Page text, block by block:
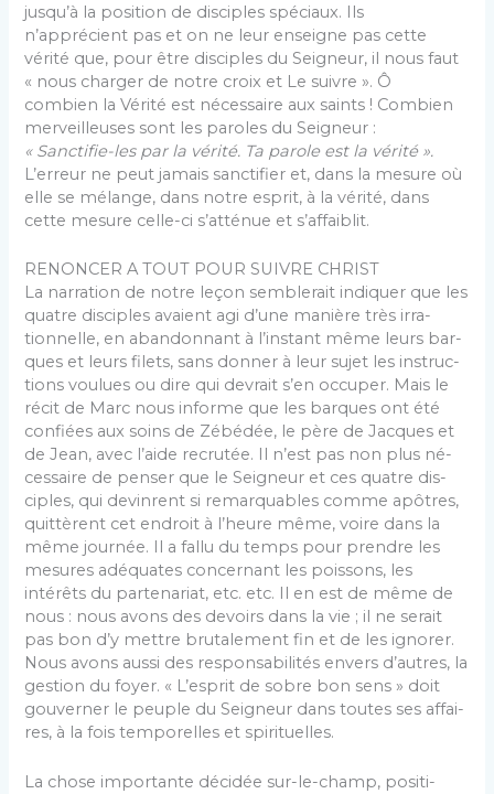
jusqu’à la position de disciples spé­ciaux. Ils
n’apprécient pas et on ne leur enseigne pas cette
vérité que, pour être disciples du Seigneur, il nous faut
« nous charger de notre croix et Le suivre ». Ô
combien la Vérité est nécessaire aux saints ! Com­bien
merveilleuses sont les paroles du Seigneur :
« Sanctifie-les par la vérité. Ta parole est la vérité ».
L’erreur ne peut jamais sanctifier et, dans la mesure où
elle se mélange, dans notre esprit, à la vérité, dans
cette mesure celle-ci s’atténue et s’affaiblit.
RENONCER A TOUT POUR SUIVRE CHRIST
La narration de notre leçon semblerait indiquer que les
quatre disciples avaient agi d’une manière très irra­
tionnelle, en abandonnant à l’instant même leurs bar­
ques et leurs filets, sans donner à leur sujet les instruc­
tions voulues ou dire qui devrait s’en occuper. Mais le
récit de Marc nous informe que les barques ont été
confiées aux soins de Zébédée, le père de Jacques et
de Jean, avec l’aide recrutée. Il n’est pas non plus né­
cessaire de penser que le Seigneur et ces quatre dis­
ciples, qui devinrent si remarquables comme apôtres,
quittèrent cet endroit à l’heure même, voire dans la
même journée. Il a fallu du temps pour prendre les
me­sures adéquates concernant les poissons, les
intérêts du partenariat, etc. etc. Il en est de même de
nous : nous avons des devoirs dans la vie ; il ne serait
pas bon d’y mettre brutalement fin et de les ignorer.
Nous avons aussi des responsabilités envers d’autres, la
gestion du foyer. « L’esprit de sobre bon sens » doit
gouverner le peuple du Seigneur dans toutes ses affai­
res, à la fois temporelles et spirituelles.
La chose importante décidée sur-le-champ, positi­